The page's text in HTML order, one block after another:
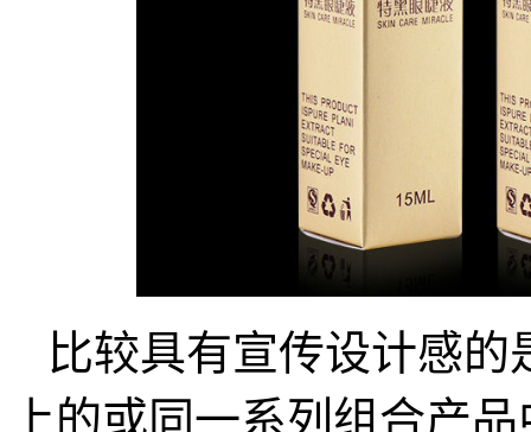
比较具有宣传设计感
上的或同一系列组合产